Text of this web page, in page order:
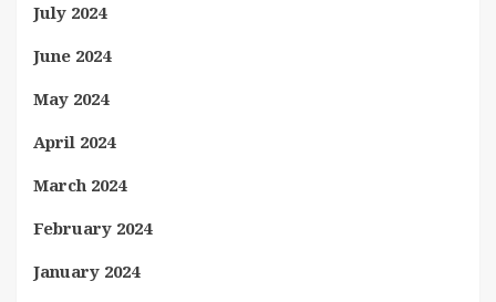
July 2024
June 2024
May 2024
April 2024
March 2024
February 2024
January 2024